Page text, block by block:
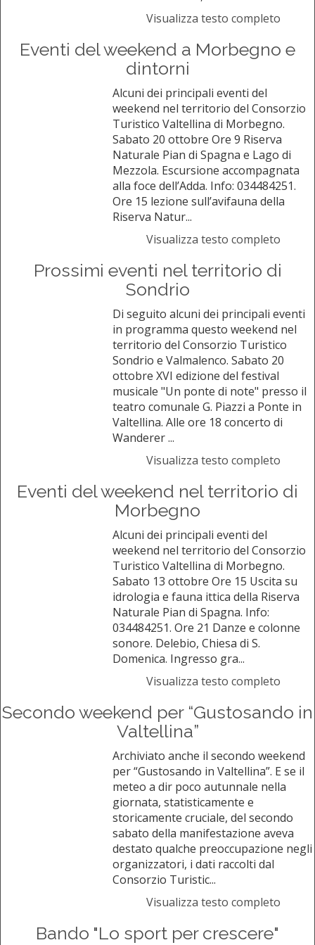
Visualizza testo completo
Eventi del weekend a Morbegno e
dintorni
Alcuni dei principali eventi del
weekend nel territorio del Consorzio
Turistico Valtellina di Morbegno.
Sabato 20 ottobre Ore 9 Riserva
Naturale Pian di Spagna e Lago di
Mezzola. Escursione accompagnata
alla foce dell’Adda. Info: 034484251.
Ore 15 lezione sull’avifauna della
Riserva Natur...
Visualizza testo completo
Prossimi eventi nel territorio di
Sondrio
Di seguito alcuni dei principali eventi
in programma questo weekend nel
territorio del Consorzio Turistico
Sondrio e Valmalenco. Sabato 20
ottobre XVI edizione del festival
musicale "Un ponte di note" presso il
teatro comunale G. Piazzi a Ponte in
Valtellina. Alle ore 18 concerto di
Wanderer ...
Visualizza testo completo
Eventi del weekend nel territorio di
Morbegno
Alcuni dei principali eventi del
weekend nel territorio del Consorzio
Turistico Valtellina di Morbegno.
Sabato 13 ottobre Ore 15 Uscita su
idrologia e fauna ittica della Riserva
Naturale Pian di Spagna. Info:
034484251. Ore 21 Danze e colonne
sonore. Delebio, Chiesa di S.
Domenica. Ingresso gra...
Visualizza testo completo
Secondo weekend per “Gustosando in
Valtellina”
Archiviato anche il secondo weekend
per “Gustosando in Valtellina”. E se il
meteo a dir poco autunnale nella
giornata, statisticamente e
storicamente cruciale, del secondo
sabato della manifestazione aveva
destato qualche preoccupazione negli
organizzatori, i dati raccolti dal
Consorzio Turistic...
Visualizza testo completo
Bando "Lo sport per crescere"